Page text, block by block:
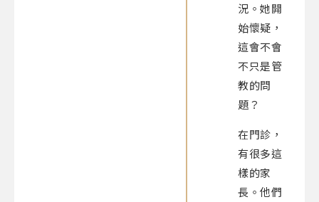
況。她開
始懷疑，
這會不會
不只是管
教的問
題？
在門診，
有很多這
樣的家
長。他們